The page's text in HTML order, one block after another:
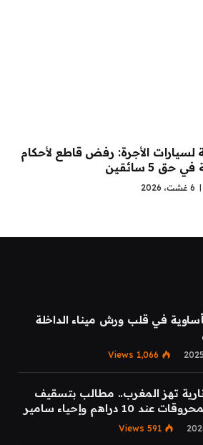
لسيارات الأجرة: رفض قاطع لأحكام
5 سائقين
6 غشت، 2026
في قلب ورش ميناء الداخلة
1,066
Views
تهز المغرب.. مطالب بتسقيف
10 دراهم وإحياء سامير
591
Views